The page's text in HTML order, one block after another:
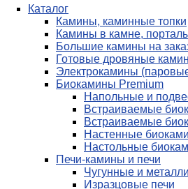
Каталог
Камины, каминные топки
Камины в камне,
Большие камины на
Готовые дровяные
Электрокамины
Биокамины Premium
Напольные и
Встраиваемые
Встраиваемые
Настенные
Настольные
Печи-камины и печи
Чугунные и
Изразцовые печи